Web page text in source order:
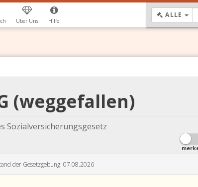
Über Uns Hilfe
ALLE
(weggefallen)
Sozialversicherungsgesetz
der Gesetzgebung: 07.08.2026